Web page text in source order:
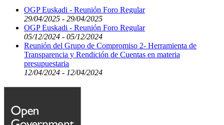
OGP Euskadi - Reunión Foro Regular
29/04/2025 - 29/04/2025
OGP Euskadi - Reunión Foro Regular
05/12/2024 - 05/12/2024
Reunión del Grupo de Compromiso 2- Herramienta de
Transparencia y Rendición de Cuentas en materia
presupuestaria
12/04/2024 - 12/04/2024